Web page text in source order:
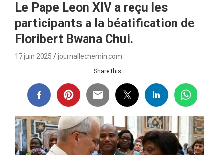
Le Pape Leon XIV a reçu les
participants a la béatification de
Floribert Bwana Chui.
17 juin 2025 journallechemin.com
Share this...